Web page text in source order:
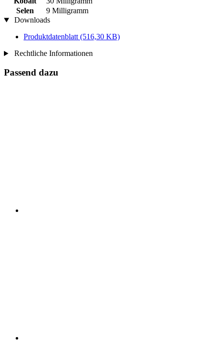
Selen
9 Milligramm
Downloads
Produktdatenblatt (516,30 KB)
Rechtliche Informationen
Passend dazu